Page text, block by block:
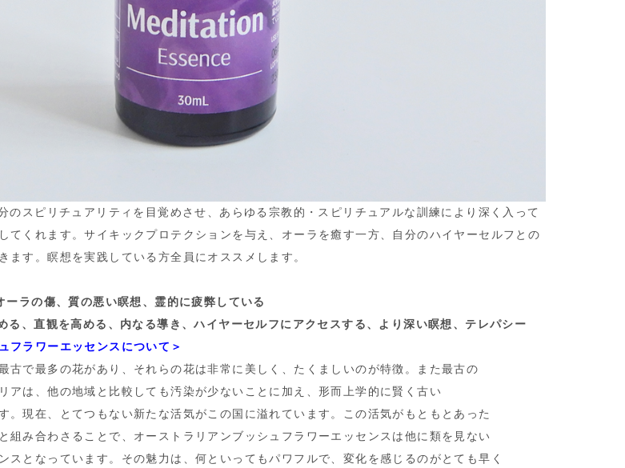
のスピリチュアリティを目覚めさせ、あらゆる宗教的・スピリチュアルな訓練により深く入って
てくれます。サイキックプロテクションを与え、オーラを癒す一方、自分のハイヤーセルフとの
ます。瞑想を実践している方全員にオススメします。
ラの傷、質の悪い瞑想、霊的に疲弊している
る、直観を高める、内なる導き、ハイヤーセルフにアクセスする、より深い瞑想、テレパシー
フラワーエッセンスについて＞
古で最多の花があり、それらの花は非常に美しく、たくましいのが特徴。また最古の
アは、他の地域と比較しても汚染が少ないことに加え、形而上学的に賢く古い
。現在、とてつもない新たな活気がこの国に溢れています。この活気がもともとあった
組み合わさることで、オーストラリアンブッシュフラワーエッセンスは他に類を見ない
スとなっています。その魅力は、何といってもパワフルで、変化を感じるのがとても早く